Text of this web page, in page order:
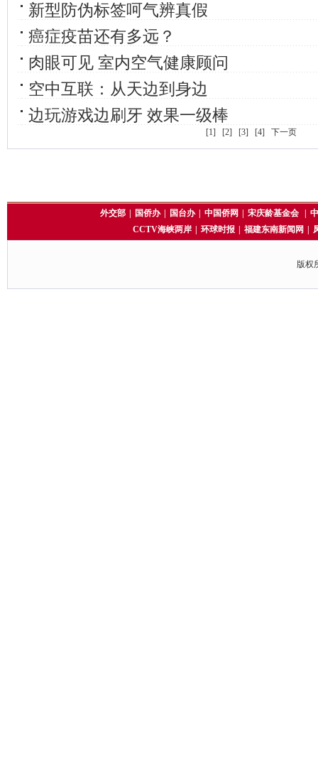
新型防伪标签呵气辨真假
癌症疫苗还有多远？
肉眼可见 室内空气健康顾问
空中互联：从天边到身边
边玩游戏边刷牙 效果一级棒
[1] [2] [3] [4] 下一页
外交部 国侨办 国台办 中国侨网 宋庆龄基金会
CCTV海峡两岸
环球时报 福建东南新闻网
版权